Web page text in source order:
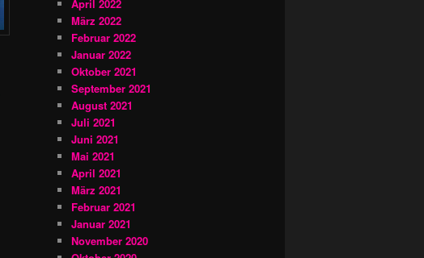
April 2022
März 2022
Februar 2022
Januar 2022
Oktober 2021
September 2021
August 2021
Juli 2021
Juni 2021
Mai 2021
April 2021
März 2021
Februar 2021
Januar 2021
November 2020